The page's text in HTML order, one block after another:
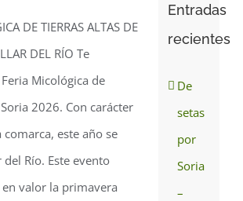
DE TIERRAS ALTAS DE
DEL RÍO Te
Micológica de
2026. Con carácter
este año se
Río. Este evento
valor la primavera
Entradas
recientes
De
setas
por
Soria
–